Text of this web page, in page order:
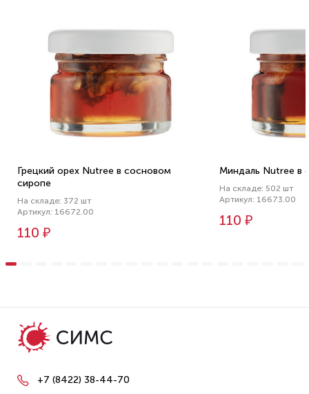
Грецкий орех Nutree в сосновом
сиропе
На складе: 372 шт
Артикул: 16672.00
110 ₽
Миндаль Nutree в
На складе: 502 шт
Артикул: 16673.00
110 ₽
+7 (8422) 38-44-70